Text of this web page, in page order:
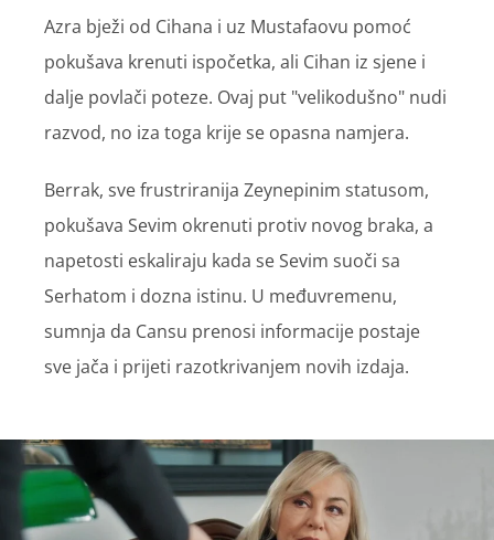
Azra bježi od Cihana i uz Mustafaovu pomoć
pokušava krenuti ispočetka, ali Cihan iz sjene i
dalje povlači poteze. Ovaj put "velikodušno" nudi
razvod, no iza toga krije se opasna namjera.
Berrak, sve frustriranija Zeynepinim statusom,
pokušava Sevim okrenuti protiv novog braka, a
napetosti eskaliraju kada se Sevim suoči sa
Serhatom i dozna istinu. U međuvremenu,
sumnja da Cansu prenosi informacije postaje
sve jača i prijeti razotkrivanjem novih izdaja.